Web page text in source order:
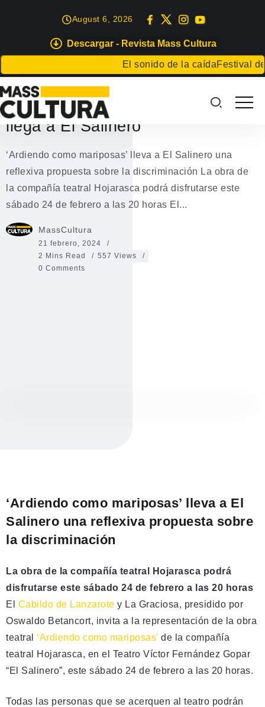
Descargar - Revista Mass Cultura
El sonido de la caídaFestival de
August 6, 2026
EVENTOS
‘Ardiendo como mariposas’:
reflexión sobre discriminación
llega a El Salinero
‘Ardiendo como mariposas’ lleva a El Salinero una
reflexiva propuesta sobre la discriminación La obra de
la compañía teatral Hojarasca podrá disfrutarse este
sábado 24 de febrero a las 20 horas El...
MassCultura
21 febrero, 2024
2 Mins Read
557 Views
0 Comments
‘Ardiendo como mariposas’ lleva a El
Salinero una reflexiva propuesta sobre
la discriminación
La obra de la compañía teatral Hojarasca podrá
disfrutarse este sábado 24 de febrero a las 20 horas
El
Cabildo de Lanzarote y La Graciosa, presidido por
Oswaldo Betancort, invita a la representación de la obra
teatral
‘Ardiendo como mariposas’ de la compañía
teatral Hojarasca, en el Teatro Víctor Fernández Gopar
“El Salinero”, este sábado 24 de febrero a las 20 horas.
Todas las personas que se acerquen al teatro podrán